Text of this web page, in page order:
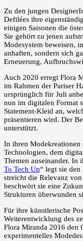
Zu den jungen
Defilées ihre
einigen Saisonen die
Sie gehört zu jenen
Modesystem beweisen,
anhaften, sondern sich
Erneuerung,
Auch 2020 erregt Flora
im Rahmen der Pariser
ursprünglich für Juli
nun im digitalen Format
Statement-Kleid an,
präsentieren wird. Der
unterstützt.
In ihren Modekreationen
Technologien, dem
Themen auseinander. In
To Tech Up“ legt sie
streicht die Relevanz
beschwört sie eine
Strukturen überwunden
Für ihre künstlerische
Weiterentwicklung des
Flora Miranda 2016 den
experimentelles